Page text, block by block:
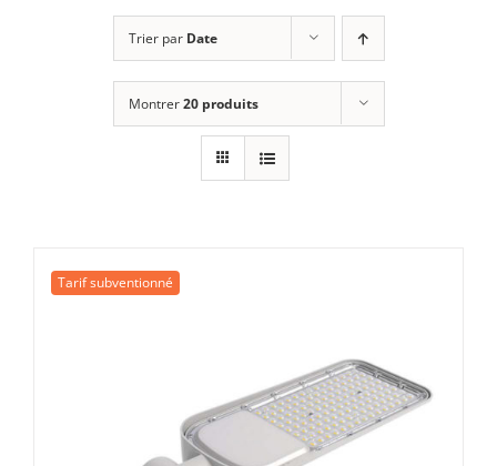
Trier par Date
Montrer20 produits
Tarif subventionné